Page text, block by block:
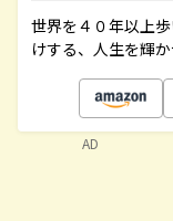
世界を４０年以上
けする、人生を輝
AD